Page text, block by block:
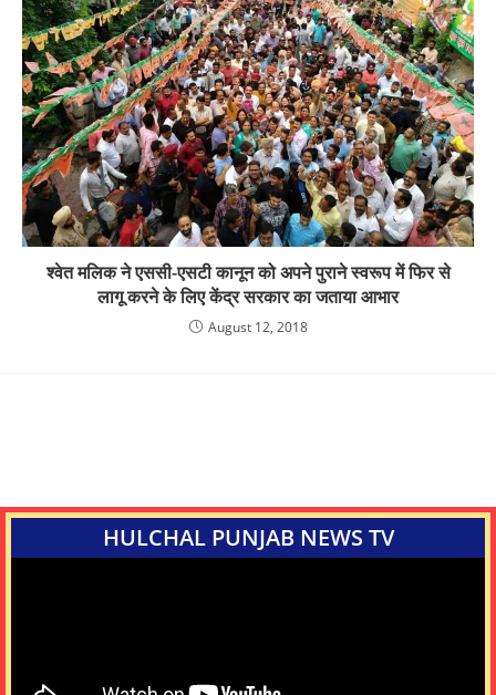
श्वेत मलिक ने एससी-एसटी कानून को अपने पुराने स्वरूप में फिर से
लागू करने के लिए केंद्र सरकार का जताया आभार
August 12, 2018
HULCHAL PUNJAB NEWS TV